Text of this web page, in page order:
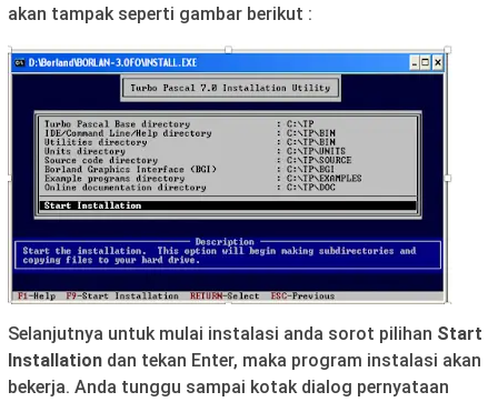
akan tampak seperti gambar berikut :
Selanjutnya untuk mulai instalasi anda sorot pilihan Start
Installation dan tekan Enter, maka program instalasi akan
bekerja. Anda tunggu sampai kotak dialog pernyataan